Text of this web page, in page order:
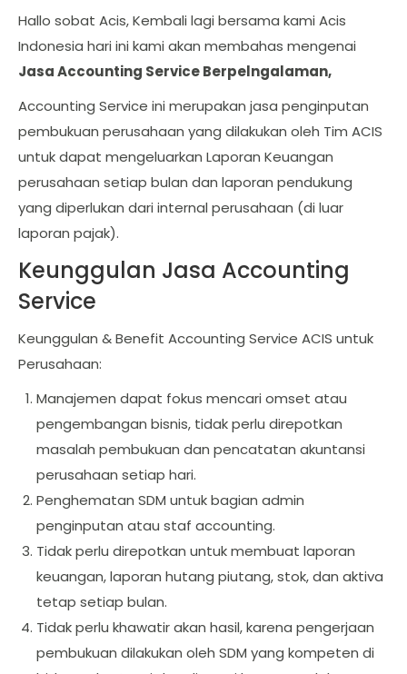
Hallo sobat Acis, Kembali lagi bersama kami Acis
Indonesia hari ini kami akan membahas mengenai
Jasa Accounting Service Berpelngalaman,
Accounting Service ini merupakan jasa penginputan
pembukuan perusahaan yang dilakukan oleh Tim ACIS
untuk dapat mengeluarkan Laporan Keuangan
perusahaan setiap bulan dan laporan pendukung
yang diperlukan dari internal perusahaan (di luar
laporan pajak).
Keunggulan Jasa Accounting
Service
Keunggulan & Benefit Accounting Service ACIS untuk
Perusahaan:
Manajemen dapat fokus mencari omset atau
pengembangan bisnis, tidak perlu direpotkan
masalah pembukuan dan pencatatan akuntansi
perusahaan setiap hari.
Penghematan SDM untuk bagian admin
penginputan atau staf accounting.
Tidak perlu direpotkan untuk membuat laporan
keuangan, laporan hutang piutang, stok, dan aktiva
tetap setiap bulan.
Tidak perlu khawatir akan hasil, karena pengerjaan
pembukuan dilakukan oleh SDM yang kompeten di